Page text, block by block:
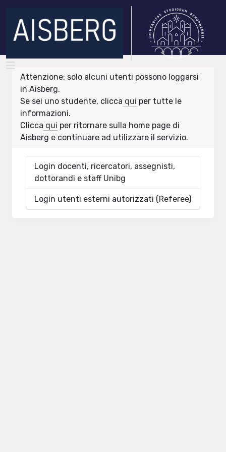
Attenzione: solo alcuni utenti possono loggarsi
in Aisberg.
Se sei uno studente, clicca qui per tutte le
informazioni.
Clicca qui per ritornare sulla home page di
Aisberg e continuare ad utilizzare il servizio.
Login docenti, ricercatori, assegnisti,
dottorandi e staff Unibg
Login utenti esterni autorizzati (Referee)